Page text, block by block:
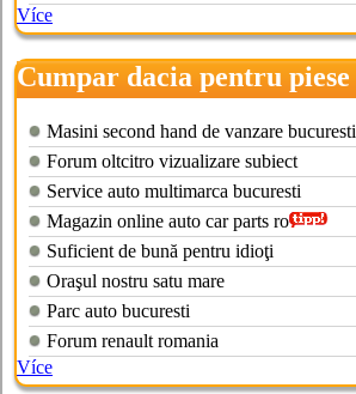
Více
Cumpar dacia pentru piese
Masini second hand de vanzare bucuresti
Forum oltcitro vizualizare subiect
Service auto multimarca bucuresti
Magazin online auto car parts ro
Suficient de bună pentru idioţi
Oraşul nostru satu mare
Parc auto bucuresti
Forum renault romania
Více